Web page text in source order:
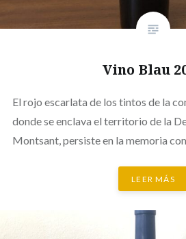
Vino Blau
El rojo escarlata de los tintos de la
donde se enclava el territorio de la
Montsant, persiste en la memoria
LEER MÁS